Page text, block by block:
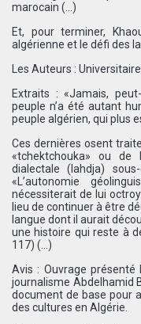
marocain (…)
Et, pour terminer,
algérienne et le défi des
Les Auteurs :
Extraits : «Jamais,
peuple n’a été autant
peuple algérien, qui plus
Ces dernières osent
«tchektchouka» ou de
dialectale (lahdja)
«L’autonomie
nécessiterait de lui
lieu de continuer à être
langue dont il aurait
une histoire qui reste à
117) (…)
Avis : Ouvrage
journalisme Abdelhamid
document de base pour
des cultures en Algérie.